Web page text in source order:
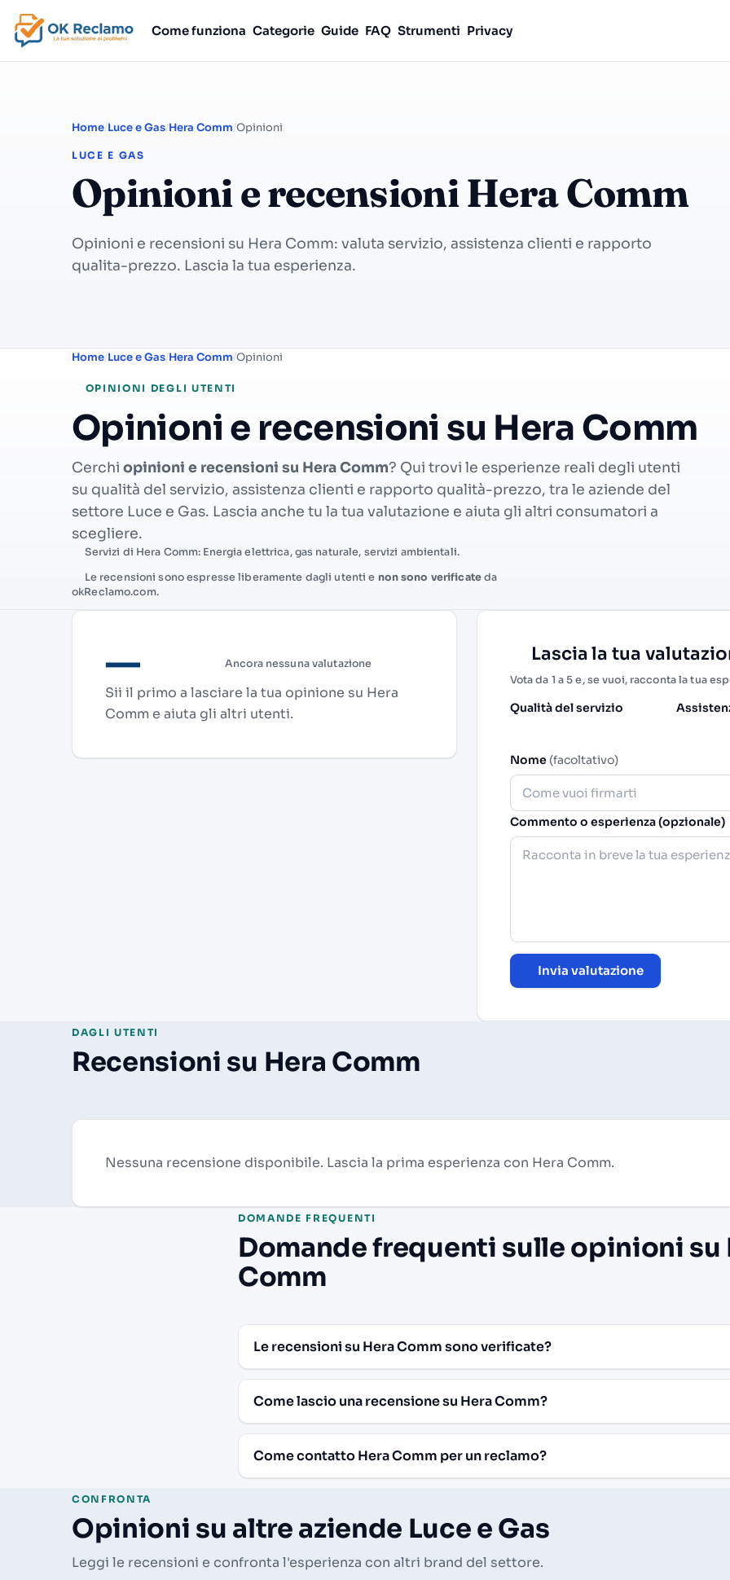
Come funziona Categorie Guide FAQ Strumenti Privacy
Home Luce e Gas Hera Comm Opinioni
LUCE E GAS
Opinioni e recensioni Hera Comm
Opinioni e recensioni su Hera Comm: valuta servizio, assistenza clienti e rapporto
qualita-prezzo. Lascia la tua esperienza.
Home Luce e Gas Hera Comm Opinioni
OPINIONI DEGLI UTENTI
Opinioni e recensioni su Hera Comm
Cerchi opinioni e recensioni su Hera Comm? Qui trovi le esperienze reali degli utenti
su qualità del servizio, assistenza clienti e rapporto qualità-prezzo, tra le aziende del
settore Luce e Gas. Lascia anche tu la tua valutazione e aiuta gli altri consumatori a
scegliere.
Servizi di Hera Comm: Energia elettrica, gas naturale, servizi ambientali.
Le recensioni sono espresse liberamente dagli utenti e non sono verificateda
okReclamo.com.
— Ancora nessuna valutazione
Sii il primo a lasciare la tua opinione su Hera
Comm e aiuta gli altri utenti.
Lascia la tua
Vota da 1 a 5 e, se vuoi, racconta la tua
Qualità del servizio
Nome (facoltativo)
Commento o esperienza (opzionale)
Invia valutazione
DAGLI UTENTI
Recensioni su Hera Comm
Nessuna recensione disponibile. Lascia la prima esperienza con Hera Comm.
DOMANDE FREQUENTI
Domande frequenti sulle opinioni su
Comm
Le recensioni su Hera Comm sono verificate?
Come lascio una recensione su Hera Comm?
Come contatto Hera Comm per un reclamo?
CONFRONTA
Opinioni su altre aziende Luce e Gas
Leggi le recensioni e confronta l'esperienza con altri brand del settore.